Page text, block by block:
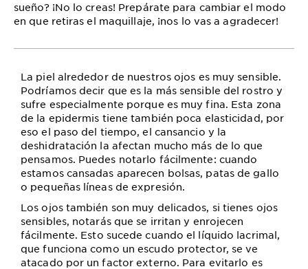
sueño? ¡No lo creas! Prepárate para cambiar el modo
en que retiras el maquillaje, ¡nos lo vas a agradecer!
La piel alrededor de nuestros ojos es muy sensible.
Podríamos decir que es la más sensible del rostro y
sufre especialmente porque es muy fina. Esta zona
de la epidermis tiene también poca elasticidad, por
eso el paso del tiempo, el cansancio y la
deshidratación la afectan mucho más de lo que
pensamos. Puedes notarlo fácilmente: cuando
estamos cansadas aparecen bolsas, patas de gallo
o pequeñas líneas de expresión.
Los ojos también son muy delicados, si tienes ojos
sensibles, notarás que se irritan y enrojecen
fácilmente. Esto sucede cuando el líquido lacrimal,
que funciona como un escudo protector, se ve
atacado por un factor externo. Para evitarlo es